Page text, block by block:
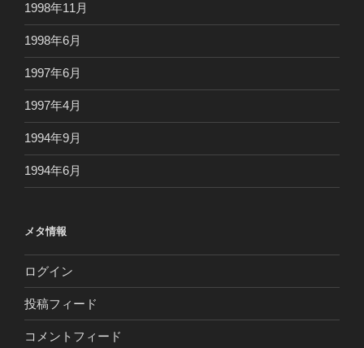
1998年11月
1998年6月
1997年6月
1997年4月
1994年9月
1994年6月
メタ情報
ログイン
投稿フィード
コメントフィード